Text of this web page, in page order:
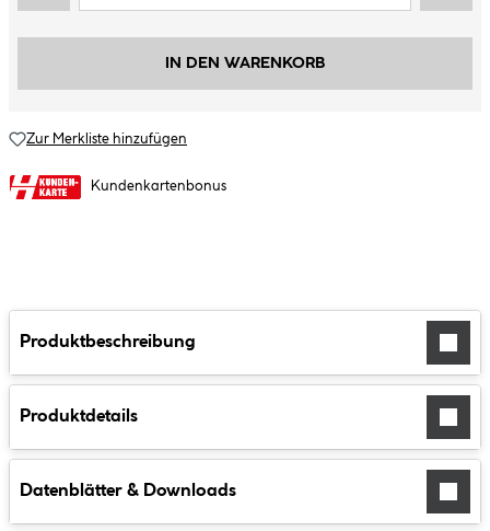
IN DEN WARENKORB
Zur Merkliste hinzufügen
Kundenkartenbonus
Produktbeschreibung
Produktdetails
Datenblätter & Downloads